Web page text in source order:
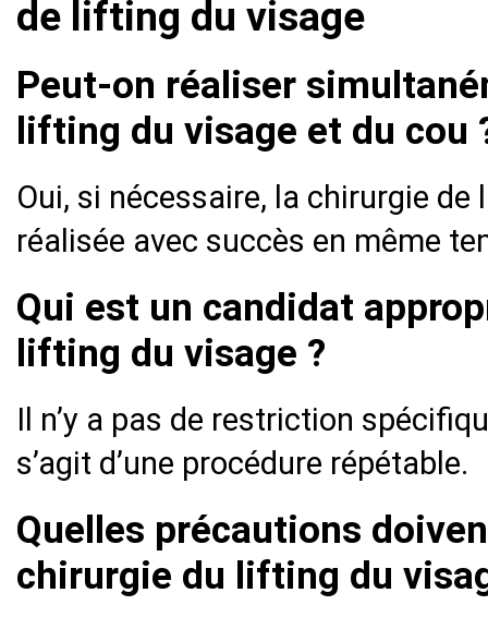
de lifting du visage
Peut-on réaliser
lifting du visage et du cou
Oui, si nécessaire, la chirurgie
réalisée avec succès en même
Qui est un candidat
lifting du visage ?
Il n’y a pas de restriction
s’agit d’une procédure répétable.
Quelles précautions
chirurgie du lifting du